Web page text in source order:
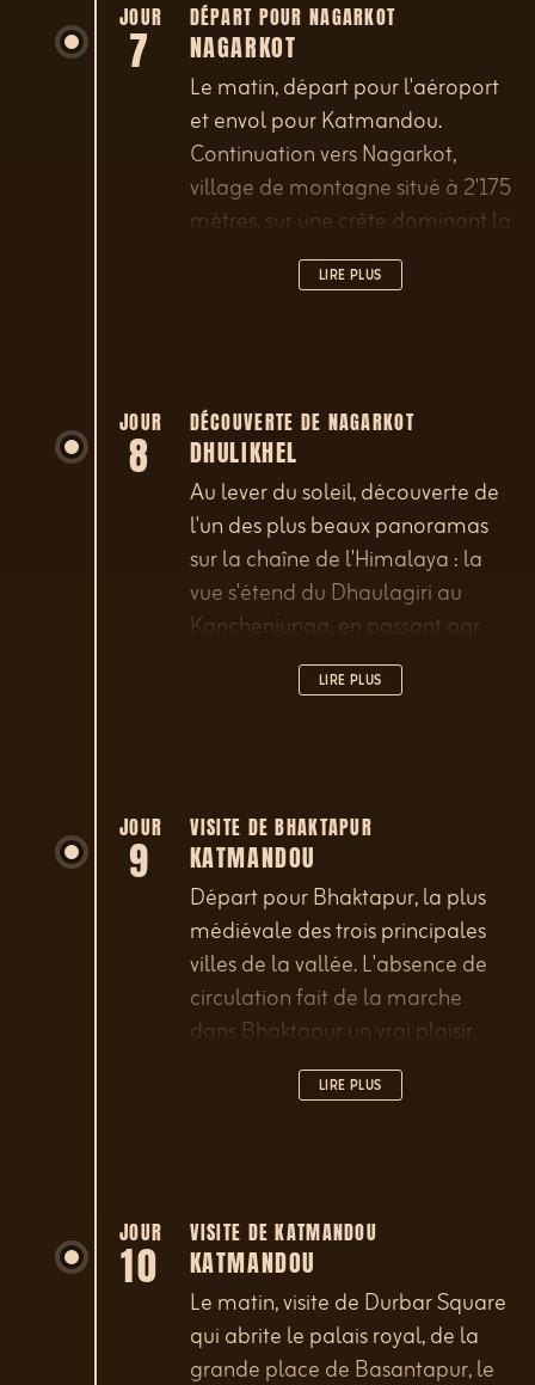
JOUR
7
DÉPART POUR NAGARKOT
NAGARKOT
Le matin, départ pour l'aéroport
et envol pour Katmandou.
Continuation vers Nagarkot,
village de montagne situé à 2'175
mètres, sur une crête dominant la
vallée de Katmandou. Dîner et
nuit à l'hôtel. LIRE PLUS
JOUR
8
DÉCOUVERTE DE NAGARKOT
DHULIKHEL
Au lever du soleil, découverte de
l'un des plus beaux panoramas
sur la chaîne de l'Himalaya : la
vue s'étend du Dhaulagiri au
Kanchenjunga, en passant par
l'Everest. Votre route passera par
les villages de Banepa puis de
LIRE PLUS
JOUR
9
VISITE DE BHAKTAPUR
KATMANDOU
Départ pour Bhaktapur, la plus
médiévale des trois principales
villes de la vallée. L'absence de
circulation fait de la marche
dans Bhaktapur un vrai plaisir.
L'après-midi, excursion au
magnifique temple de Changu
LIRE PLUS
JOUR
10
VISITE DE KATMANDOU
KATMANDOU
Le matin, visite de Durbar Square
qui abrite le palais royal, de la
grande place de Basantapur, le